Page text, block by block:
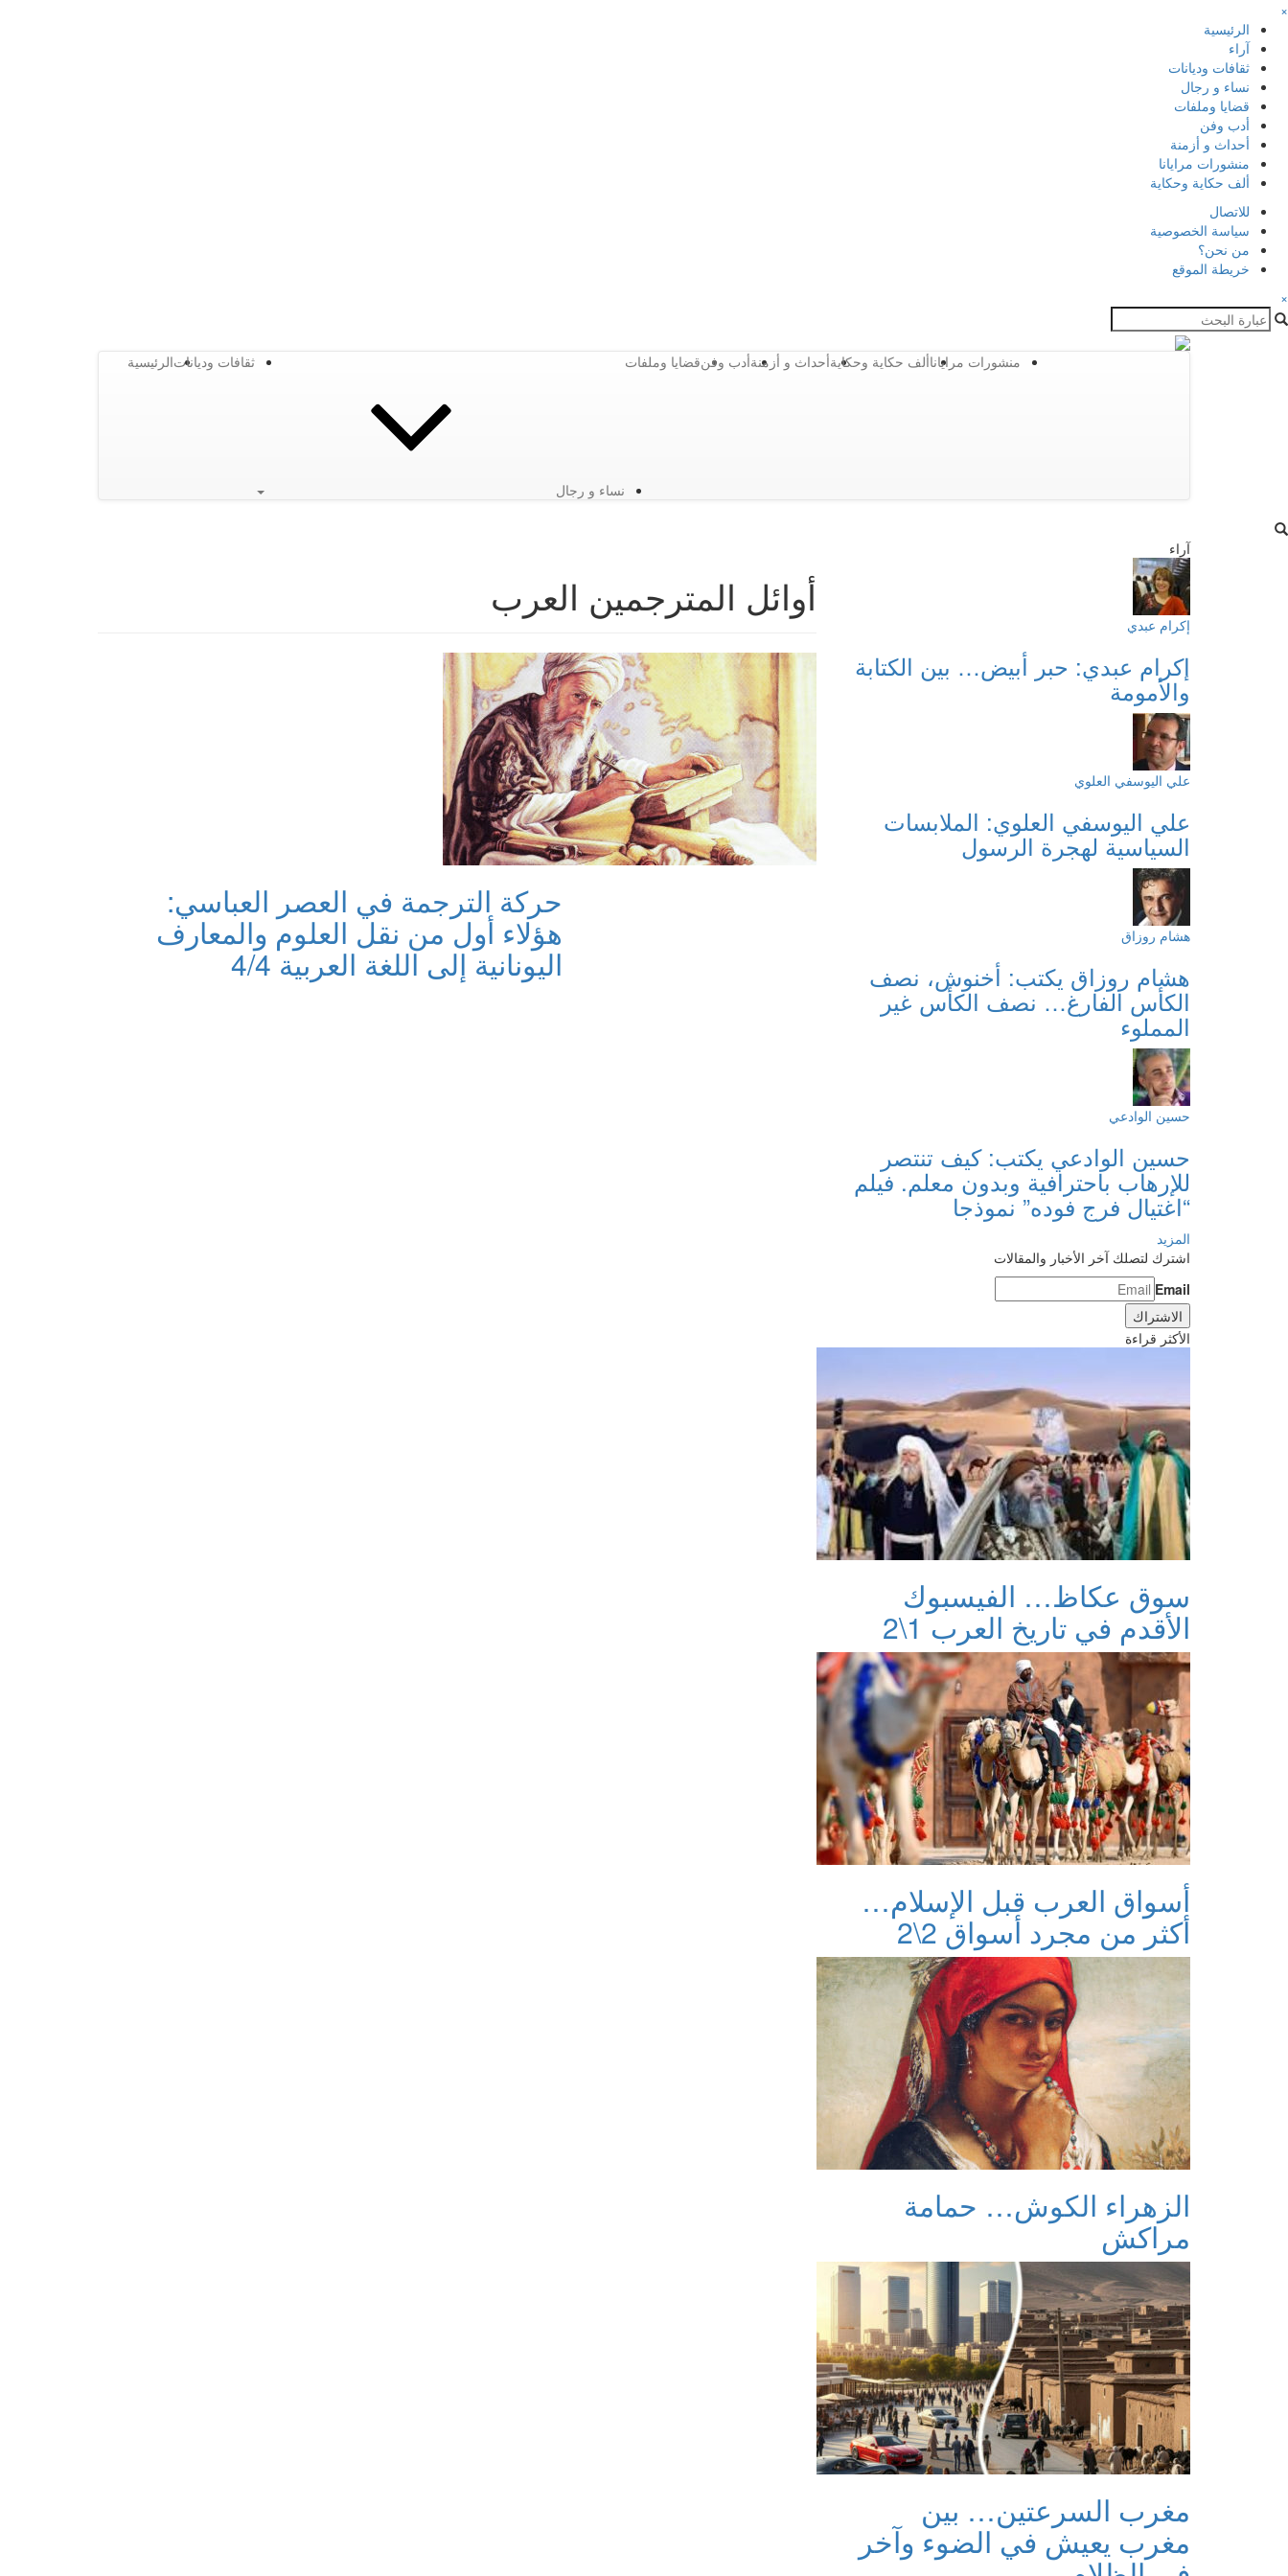
×
الرئيسية
آراء
ثقافات وديانات
نساء و رجال
قضايا وملفات
أدب وفن
أحداث و أزمنة
منشورات مرايانا
ألف حكاية وحكاية
للاتصال
سياسة الخصوصية
من نحن؟
خريطة الموقع
×
الرئيسيةثقافات وديانات
نساء و رجال
قضايا وملفاتأدب وفنأحداث و أزمنةألف حكاية وحكايةمنشورات مرايانا
أوائل المترجمين العرب
حركة الترجمة في العصر العباسي:
هؤلاء أول من نقل العلوم والمعارف
اليونانية إلى اللغة العربية 4/4
آراء
إكرام عبدي
إكرام عبدي: حبر أبيض… بين الكتابة
والأمومة
علي اليوسفي العلوي
علي اليوسفي العلوي: الملابسات
السياسية لهجرة الرسول
هشام روزاق
هشام روزاق يكتب: أخنوش، نصف
الكأس الفارغ… نصف الكأس غير
المملوء
حسين الوادعي
حسين الوادعي يكتب: كيف تنتصر
للإرهاب باحترافية وبدون معلم. فيلم
“اغتيال فرج فوده” نموذجا
المزيد
اشترك لتصلك آخر الأخبار والمقالات
Email
الأكثر قراءة
سوق عكاظ… الفيسبوك
الأقدم في تاريخ العرب 1\2
أسواق العرب قبل الإسلام…
أكثر من مجرد أسواق 2\2
الزهراء الكوش… حمامة
مراكش
مغرب السرعتين… بين
مغرب يعيش في الضوء وآخر